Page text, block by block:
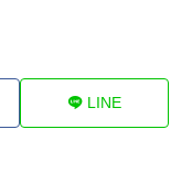
LINE